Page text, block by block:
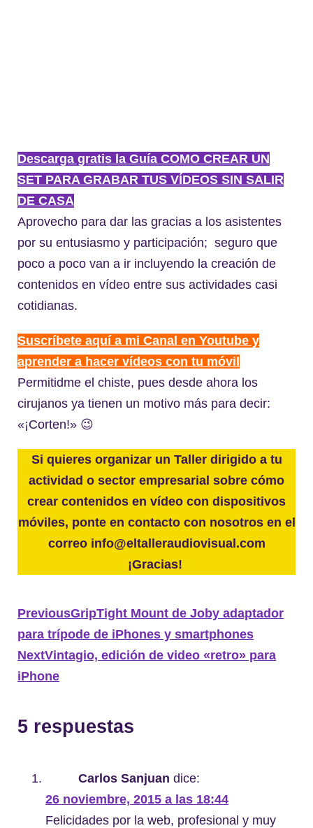
Descarga gratis la Guía COMO CREAR UN
SET PARA GRABAR TUS VÍDEOS SIN SALIR
DE CASA
Aprovecho para dar las gracias a los asistentes
por su entusiasmo y participación; seguro que
poco a poco van a ir incluyendo la creación de
contenidos en vídeo entre sus actividades casi
cotidianas.
Suscríbete aquí a mi Canal en Youtube y
aprender a hacer vídeos con tu móvil
Permitidme el chiste, pues desde ahora los
cirujanos ya tienen un motivo más para decir:
«¡Corten!» 😉
Si quieres organizar un Taller dirigido a tu
actividad o sector empresarial sobre cómo
crear contenidos en vídeo con dispositivos
móviles, ponte en contacto con nosotros en el
correo info@eltalleraudiovisual.com
¡Gracias!
PreviousGripTight Mount de Joby adaptador
para trípode de iPhones y smartphones
NextVintagio, edición de video «retro» para
iPhone
5 respuestas
Carlos Sanjuan dice:
26 noviembre, 2015 a las 18:44
Felicidades por la web, profesional y muy